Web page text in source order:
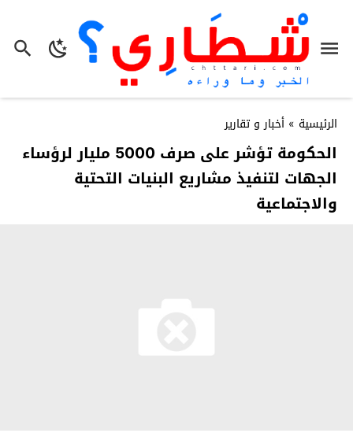
الرئيسية » أخبار و تقارير
الحكومة تؤشر على صرف 5000 مليار لرؤساء
الجهات لتنفيذ مشاريع البنيات التحتية
والاجتماعية